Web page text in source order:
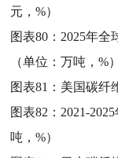
元，%）
图表80： 2025年全
（单位：万吨，%）
图表81： 美国碳纤
图表82： 2021-
吨，%）